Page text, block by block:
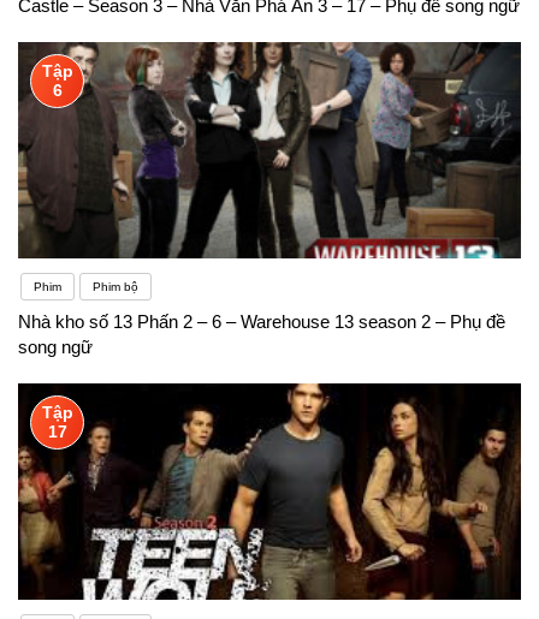
Castle – Season 3 – Nhà Văn Phá Án 3 – 17 – Phụ đề song ngữ
Tập
6
Phim Phim bộ
Nhà kho số 13 Phấn 2 – 6 – Warehouse 13 season 2 – Phụ đề
song ngữ
Tập
17